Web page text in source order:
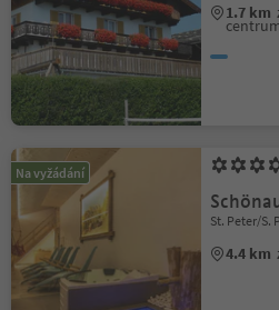
1.7 km
Na vyžádání
St. Peter/S.
4.4 km